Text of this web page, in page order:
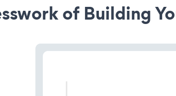
of Building